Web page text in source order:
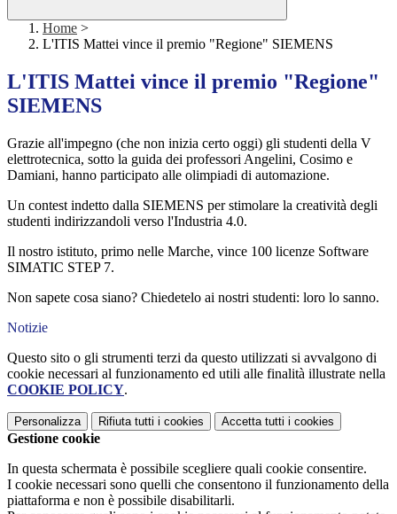
Home >
L'ITIS Mattei vince il premio "Regione" SIEMENS
L'ITIS Mattei vince il premio "Regione"
SIEMENS
Grazie all'impegno (che non inizia certo oggi) gli studenti della V
elettrotecnica, sotto la guida dei professori Angelini, Cosimo e
Damiani, hanno participato alle olimpiadi di automazione.
Un contest indetto dalla SIEMENS per stimolare la creatività degli
studenti indirizzandoli verso l'Industria 4.0.
Il nostro istituto, primo nelle Marche, vince 100 licenze Software
SIMATIC STEP 7.
Non sapete cosa siano? Chiedetelo ai nostri studenti: loro lo sanno.
Notizie
Questo sito o gli strumenti terzi da questo utilizzati si avvalgono di
cookie necessari al funzionamento ed utili alle finalità illustrate nella
COOKIE POLICY.
Personalizza Rifiuta tutti i cookies Accetta tutti i cookies
Gestione cookie
In questa schermata è possibile scegliere quali cookie consentire.
I cookie necessari sono quelli che consentono il funzionamento della
piattaforma e non è possibile disabilitarli.